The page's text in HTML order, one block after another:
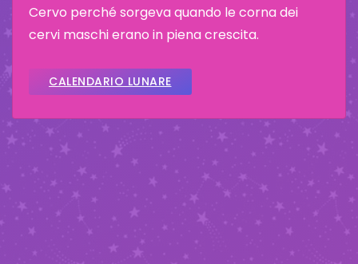
Cervo perché sorgeva quando le corna dei
cervi maschi erano in piena crescita.
CALENDARIO LUNARE